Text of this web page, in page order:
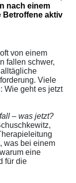
nach einem
Betroffene aktiv
von einem
fallen schwer,
Viele
Wie geht es jetzt
– was jetzt?
was bei einem
eine
für die